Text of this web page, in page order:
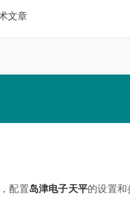
文章
配置岛津电子天平的设置和